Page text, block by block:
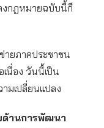
งกฎหมายฉบับนี้ก็
ายภาคประชาชน
เนื่อง วันนี้เป็น
มเปลี่ยนแปลง
ด้านการพัฒนา